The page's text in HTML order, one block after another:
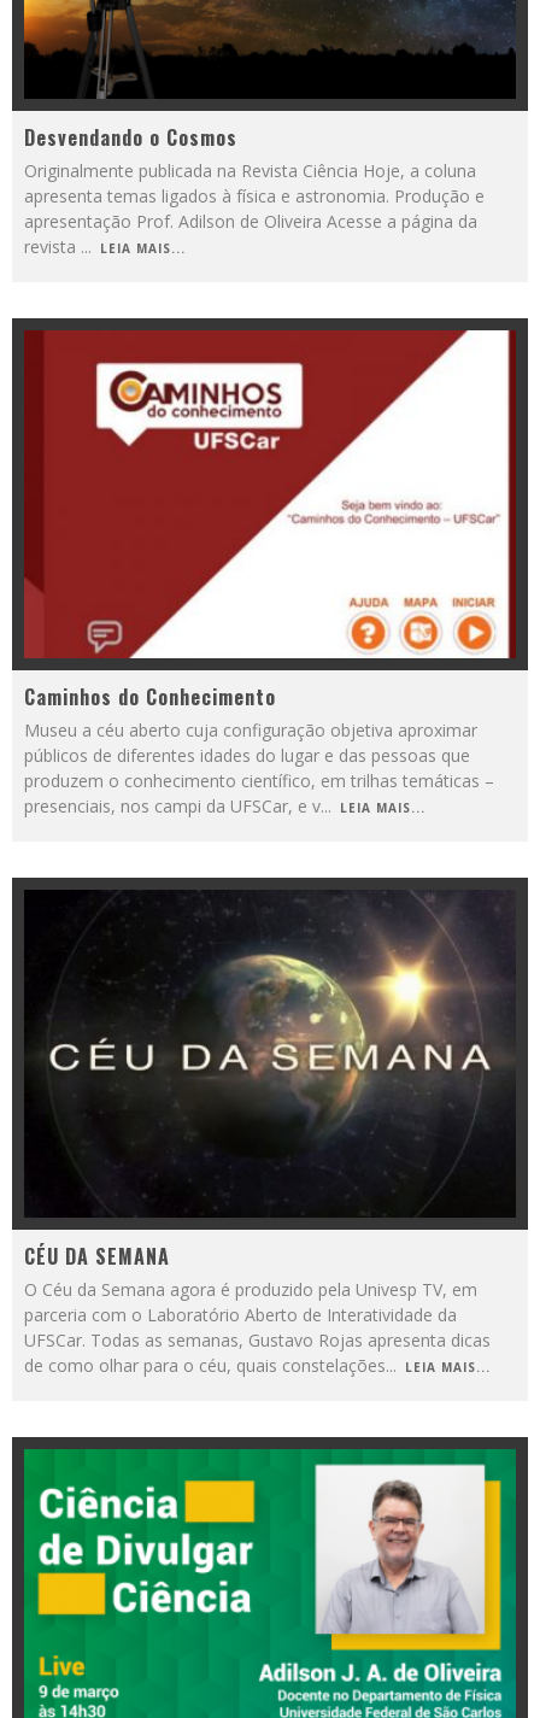
Desvendando o Cosmos
Originalmente publicada na Revista Ciência Hoje, a coluna
apresenta temas ligados à física e astronomia. Produção e
apresentação Prof. Adilson de Oliveira Acesse a página da
revista ... LEIA MAIS...
Caminhos do Conhecimento
Museu a céu aberto cuja configuração objetiva aproximar
públicos de diferentes idades do lugar e das pessoas que
produzem o conhecimento científico, em trilhas temáticas –
presenciais, nos campi da UFSCar, e v... LEIA MAIS...
CÉU DA SEMANA
O Céu da Semana agora é produzido pela Univesp TV, em
parceria com o Laboratório Aberto de Interatividade da
UFSCar. Todas as semanas, Gustavo Rojas apresenta dicas
de como olhar para o céu, quais constelações... LEIA MAIS...